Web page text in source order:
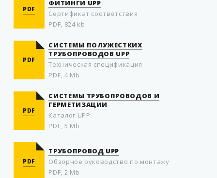
PDF
ФИТИНГИ UPP
Сертификат соответствия
PDF, 824 kb
PDF
СИСТЕМЫ ПОЛУЖЕСТКИХ
ТРУБОПРОВОДОВ UPP
Техническая спецификация
PDF, 4 Mb
PDF
СИСТЕМЫ ТРУБОПРОВОДОВ И
ГЕРМЕТИЗАЦИИ
Каталог UPP
PDF, 5 Mb
PDF
ТРУБОПРОВОД UPP
Обзорное руководство по монтажу
PDF, 2 Mb